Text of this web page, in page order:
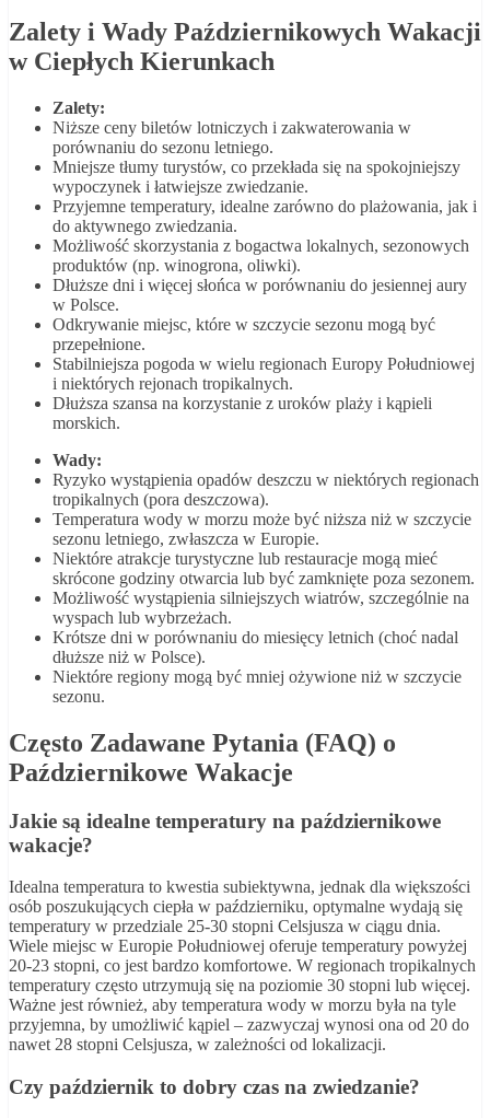
Zalety i Wady Październikowych Wakacji
w Ciepłych Kierunkach
Zalety:
Niższe ceny biletów lotniczych i zakwaterowania w
porównaniu do sezonu letniego.
Mniejsze tłumy turystów, co przekłada się na spokojniejszy
wypoczynek i łatwiejsze zwiedzanie.
Przyjemne temperatury, idealne zarówno do plażowania, jak i
do aktywnego zwiedzania.
Możliwość skorzystania z bogactwa lokalnych, sezonowych
produktów (np. winogrona, oliwki).
Dłuższe dni i więcej słońca w porównaniu do jesiennej aury
w Polsce.
Odkrywanie miejsc, które w szczycie sezonu mogą być
przepełnione.
Stabilniejsza pogoda w wielu regionach Europy Południowej
i niektórych rejonach tropikalnych.
Dłuższa szansa na korzystanie z uroków plaży i kąpieli
morskich.
Wady:
Ryzyko wystąpienia opadów deszczu w niektórych regionach
tropikalnych (pora deszczowa).
Temperatura wody w morzu może być niższa niż w szczycie
sezonu letniego, zwłaszcza w Europie.
Niektóre atrakcje turystyczne lub restauracje mogą mieć
skrócone godziny otwarcia lub być zamknięte poza sezonem.
Możliwość wystąpienia silniejszych wiatrów, szczególnie na
wyspach lub wybrzeżach.
Krótsze dni w porównaniu do miesięcy letnich (choć nadal
dłuższe niż w Polsce).
Niektóre regiony mogą być mniej ożywione niż w szczycie
sezonu.
Często Zadawane Pytania (FAQ) o
Październikowe Wakacje
Jakie są idealne temperatury na październikowe
wakacje?
Idealna temperatura to kwestia subiektywna, jednak dla większości
osób poszukujących ciepła w październiku, optymalne wydają się
temperatury w przedziale 25-30 stopni Celsjusza w ciągu dnia.
Wiele miejsc w Europie Południowej oferuje temperatury powyżej
20-23 stopni, co jest bardzo komfortowe. W regionach tropikalnych
temperatury często utrzymują się na poziomie 30 stopni lub więcej.
Ważne jest również, aby temperatura wody w morzu była na tyle
przyjemna, by umożliwić kąpiel – zazwyczaj wynosi ona od 20 do
nawet 28 stopni Celsjusza, w zależności od lokalizacji.
Czy październik to dobry czas na zwiedzanie?